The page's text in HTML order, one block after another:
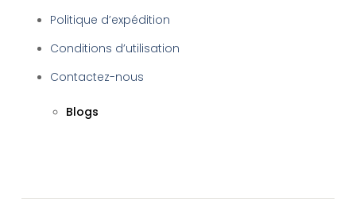
Politique d’expédition
Conditions d’utilisation
Contactez-nous
Blogs